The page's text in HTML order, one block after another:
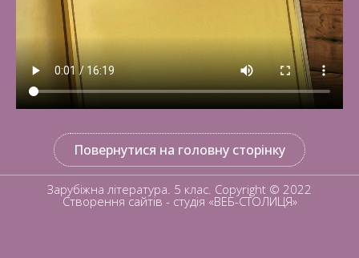
Повернутися на головну сторінку
Зарубіжна література. 5 клас. Copyright © 2022
Створення сайтів - студія «ВЕБ-СТОЛИЦЯ»